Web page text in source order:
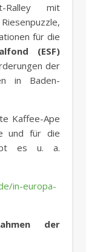
Ralley mit
für die
(ESF)
der
in Baden-
Kaffee-Ape
und für die
es u. a.
in-europa-
der